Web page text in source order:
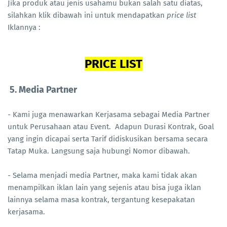
Jika produk atau jenis usahamu bukan salah satu diatas,
silahkan klik dibawah ini untuk mendapatkan price list
Iklannya :
PRICE LIST
5. Media Partner
- Kami juga menawarkan Kerjasama sebagai Media Partner
untuk Perusahaan atau Event. Adapun Durasi Kontrak, Goal
yang ingin dicapai serta Tarif didiskusikan bersama secara
Tatap Muka. Langsung saja hubungi Nomor dibawah.
- Selama menjadi media Partner, maka kami tidak akan
menampilkan iklan lain yang sejenis atau bisa juga iklan
lainnya selama masa kontrak, tergantung kesepakatan
kerjasama.